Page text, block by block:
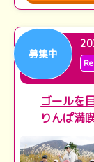
募集中
ゴールを
りんぱ満